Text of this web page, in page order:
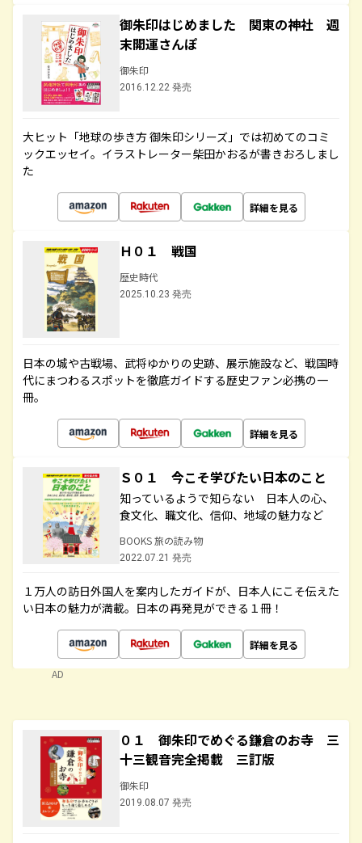
御朱印はじめました 関東の神社 週
末開運さんぽ
御朱印
2016.12.22 発売
大ヒット「地球の歩き方 御朱印シリーズ」では初めてのコミ
ックエッセイ。イラストレーター柴田かおるが書きおろしまし
た
詳細を見る
Ｈ０１ 戦国
歴史時代
2025.10.23 発売
日本の城や古戦場、武将ゆかりの史跡、展示施設など、戦国時
代にまつわるスポットを徹底ガイドする歴史ファン必携の一
冊。
詳細を見る
Ｓ０１ 今こそ学びたい日本のこと
知っているようで知らない 日本人の心、
食文化、職文化、信仰、地域の魅力など
BOOKS 旅の読み物
2022.07.21 発売
１万人の訪日外国人を案内したガイドが、日本人にこそ伝えた
い日本の魅力が満載。日本の再発見ができる１冊！
詳細を見る
AD
０１ 御朱印でめぐる鎌倉のお寺 三
十三観音完全掲載 三訂版
御朱印
2019.08.07 発売